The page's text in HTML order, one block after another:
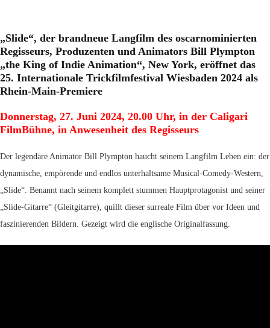
„Slide“, der brandneue Langfilm des oscarnominierten
Regisseurs, Produzenten und Animators Bill Plympton
„the King of Indie Animation“, New York, eröffnet das
25. Internationale Trickfilmfestival Wiesbaden 2024 als
Rhein-Main-Premiere
Donnerstag, 27. Juni 2024, 20.00 Uhr, in der Caligari
FilmBühne, in Anwesenheit des Regisseurs
Der legendäre Animator Bill Plympton haucht seinem Langfilm Leben ein: der
dynamische, empörende und endlos unterhaltsame Musical-Comedy-Western,
„Slide“. Benannt nach seinem komplett stummen Hauptprotagonist und seiner
„Slide-Gitarre“ (Gleitgitarre), quillt dieser surreale Film über vor Ideen und
faszinierenden Bildern. Gezeigt wird die englische Originalfassung.